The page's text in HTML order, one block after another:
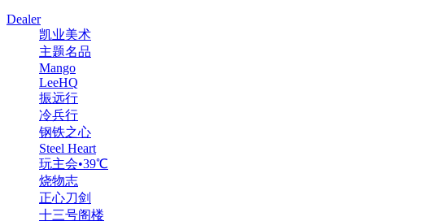
Dealer
凯业美术
主题名品
Mango
LeeHQ
振远行
冷兵行
钢铁之心
Steel Heart
玩主会•39℃
烧物志
正心刀剑
十三号阁楼